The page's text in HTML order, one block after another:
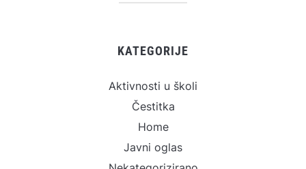
KATEGORIJE
Aktivnosti u školi
Čestitka
Home
Javni oglas